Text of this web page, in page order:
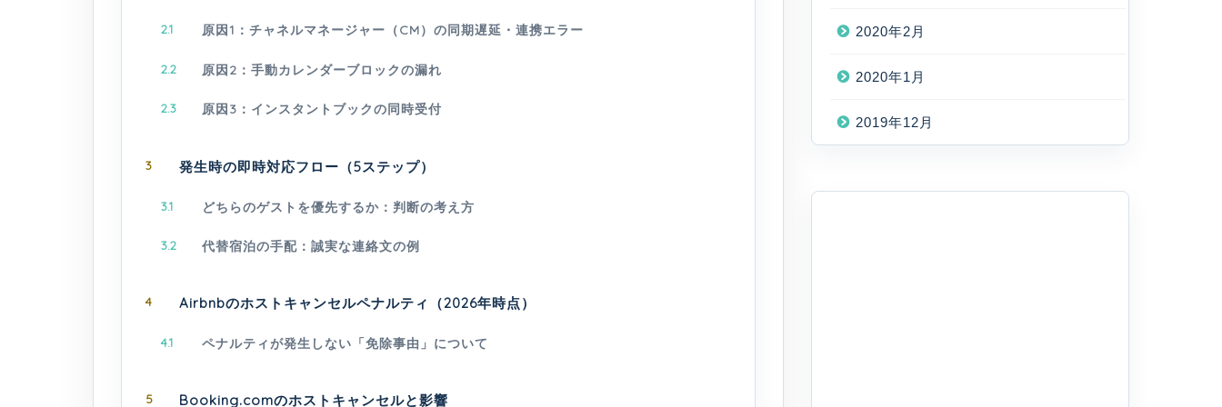
2.1 原因1：チャネルマネージャー（CM）の同期遅延・連携エラー
2.2 原因2：手動カレンダーブロックの漏れ
2.3 原因3：インスタントブックの同時受付
3 発生時の即時対応フロー（5ステップ）
3.1 どちらのゲストを優先するか：判断の考え方
3.2 代替宿泊の手配：誠実な連絡文の例
4 Airbnbのホストキャンセルペナルティ（2026年時点）
4.1 ペナルティが発生しない「免除事由」について
5 Booking.comのホストキャンセルと影響
2020年2月
2020年1月
2019年12月